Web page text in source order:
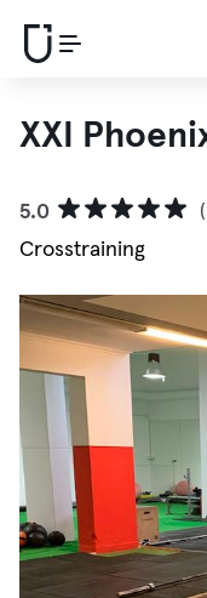
XXI
5.0
Crosstraining